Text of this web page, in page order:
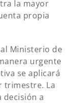
la mayor
propia
Ministerio de
urgente
se aplicará
trimestre. La
decisión a